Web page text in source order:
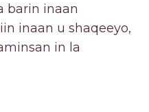
barin inaan
inaan u shaqeeyo,
in la